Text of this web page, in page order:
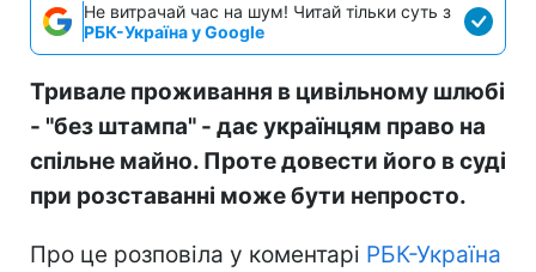
Не витрачай час на шум! Читай тільки суть з
РБК-Україна у Google
Тривале проживання в цивільному шлюбі
- "без штампа" - дає українцям право на
спільне майно. Проте довести його в суді
при розставанні може бути непросто.
Про це розповіла у коментарі РБК-Україна